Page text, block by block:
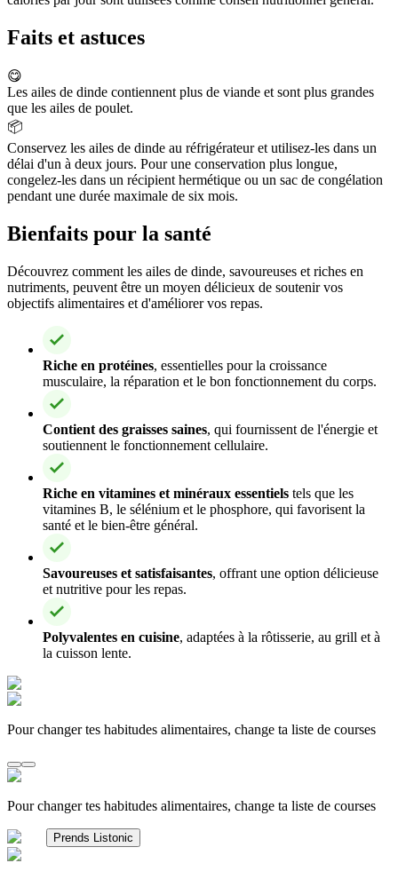
Faits et astuces
😋
Les ailes de dinde contiennent plus de viande et sont plus grandes
que les ailes de poulet.
📦
Conservez les ailes de dinde au réfrigérateur et utilisez-les dans un
délai d'un à deux jours. Pour une conservation plus longue,
congelez-les dans un récipient hermétique ou un sac de congélation
pendant une durée maximale de six mois.
Bienfaits pour la santé
Découvrez comment les ailes de dinde, savoureuses et riches en
nutriments, peuvent être un moyen délicieux de soutenir vos
objectifs alimentaires et d'améliorer vos repas.
Riche en protéines, essentielles pour la croissance
musculaire, la réparation et le bon fonctionnement du corps.
Contient des graisses saines, qui fournissent de l'énergie et
soutiennent le fonctionnement cellulaire.
Riche en vitamines et minéraux essentiels tels que les
vitamines B, le sélénium et le phosphore, qui favorisent la
santé et le bien-être général.
Savoureuses et satisfaisantes, offrant une option délicieuse
et nutritive pour les repas.
Polyvalentes en cuisine, adaptées à la rôtisserie, au grill et à
la cuisson lente.
Pour changer tes habitudes alimentaires, change ta liste de courses
Pour changer tes habitudes alimentaires, change ta liste de courses
Prends Listonic